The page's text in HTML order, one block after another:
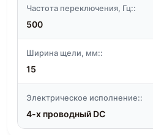
Частота переключения, Гц::
500
Ширина щели, мм::
15
Электрическое исполнение::
4-х проводный DC